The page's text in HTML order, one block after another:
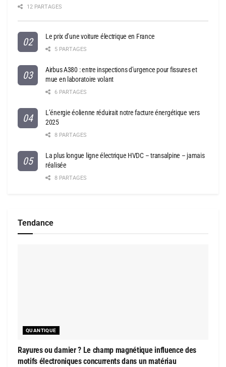
12 PARTAGES
Le prix d’une voiture électrique en France
5 PARTAGES
Airbus A380 : entre inspections d’urgence pour fissures et
mue en laboratoire volant
6 PARTAGES
L’énergie éolienne réduirait notre facture énergétique vers
2025
8 PARTAGES
La plus longue ligne électrique HVDC – transalpine – jamais
réalisée
8 PARTAGES
Tendance
QUANTIQUE
Rayures ou damier ? Le champ magnétique influence des
motifs électroniques concurrents dans un matériau